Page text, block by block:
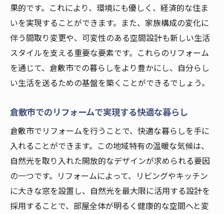
果的です。これにより、環境にも優しく、経済的な住ま
いを実現することができます。また、家族構成の変化に
伴う間取り変更や、可変性のある空間設計も新しい生活
スタイルを支える重要な要素です。これらのリフォーム
を通じて、倉敷市での暮らしをより豊かにし、自分らし
い生活を送るための基盤を築くことができるでしょう。
倉敷市でのリフォームで実現する快適な暮らし
倉敷市でリフォームを行うことで、快適な暮らしを手に
入れることができます。この地域特有の温暖な気候は、
自然光を取り入れた開放的なデザインが求められる要因
の一つです。リフォームによって、リビングやキッチン
に大きな窓を設置し、自然光を最大限に活用する設計を
採用することで、部屋全体が明るく健康的な空間へと変